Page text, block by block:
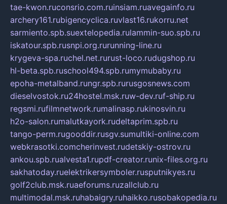
tae-kwon.ruconsrio.com.ruinsiam.ruavegainfo.ru
archery161.rubigencyclica.ruvlast16.rukorru.net
sarmiento.spb.suextelopedia.rulammin-suo.spb.ru
iskatour.spb.rusnpi.org.rurunning-line.ru
krygeva-spa.ruchel.net.rurust-loco.rudugshop.ru
hl-beta.spb.ruschool494.spb.rumymubaby.ru
epoha-metalband.rungr.spb.rurusgosnews.com
dieselvostok.ru24hostel.msk.ruw-dev.ruf-ship.ru
regsmi.rufilmnetwork.rumalinasp.rukinosvin.ru
h2o-salon.rumalutkayork.rudeltaprim.spb.ru
tango-perm.rugooddir.rusgv.sumultiki-online.com
webkrasotki.comcherinvest.rudetskiy-ostrov.ru
ankou.spb.rualvesta1.rupdf-creator.runix-files.org.ru
sakhatoday.ruelektrikersymboler.rusputnikyes.ru
golf2club.msk.ruaeforums.ruzallclub.ru
multimodal.msk.ruhabaigry.ruhaikko.rusobakopedia.ru